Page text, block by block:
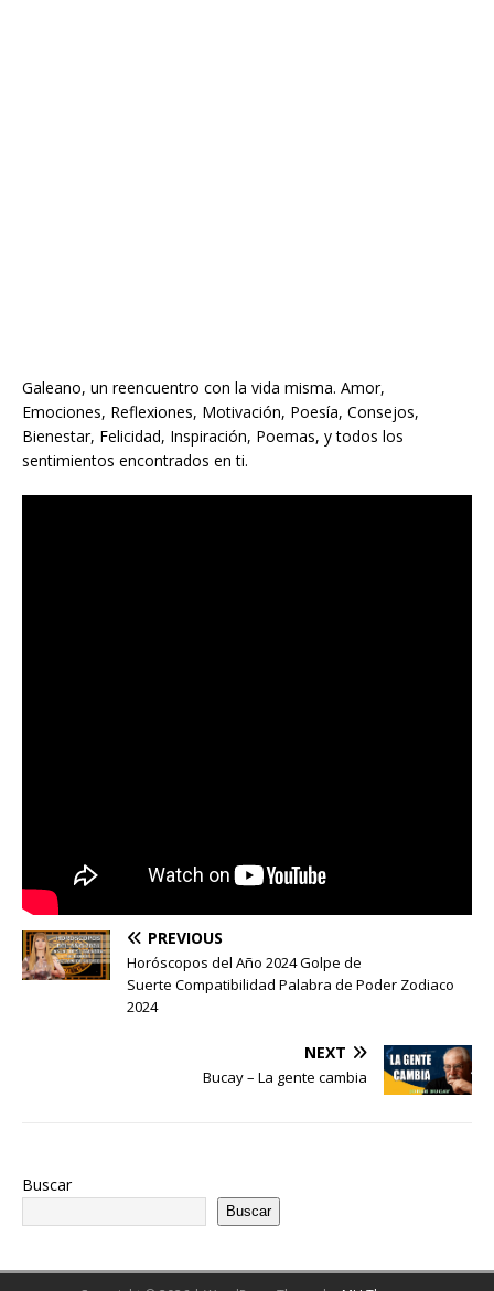
Galeano, un reencuentro con la vida misma. Amor,
Emociones, Reflexiones, Motivación, Poesía, Consejos,
Bienestar, Felicidad, Inspiración, Poemas, y todos los
sentimientos encontrados en ti.
PREVIOUS
Horóscopos del Año 2024 Golpe de
Suerte Compatibilidad Palabra de Poder Zodiaco
2024
NEXT
Bucay – La gente cambia
Buscar
Buscar